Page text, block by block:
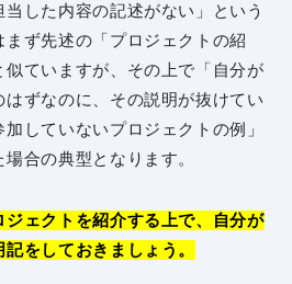
した内容の記述がない」という
ず先述の「プロジェクトの紹
ていますが、その上で「自分が
ずなのに、その説明が抜けてい
していないプロジェクトの例」
合の典型となります。
ェクトを紹介する上で、自分が
をしておきましょう。